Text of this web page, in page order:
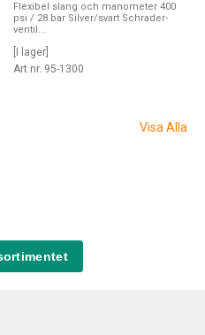
Flexibel slang och manometer 400
psi / 28 bar Silver/svart Schrader-
ventil...
[I lager]
Art nr. 95-1300
Visa Alla